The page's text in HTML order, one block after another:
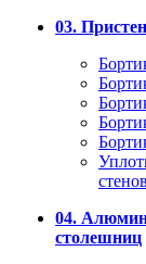
03.
04.
столешниц